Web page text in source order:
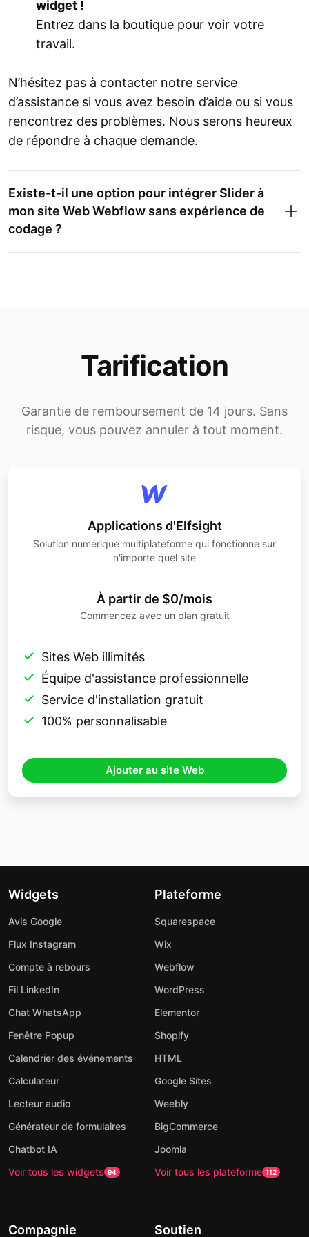
widget !
Entrez dans la boutique pour voir votre
travail.
N’hésitez pas à contacter notre service
d’assistance si vous avez besoin d’aide ou si vous
rencontrez des problèmes. Nous serons heureux
de répondre à chaque demande.
Existe-t-il une option pour intégrer Slider à
mon site Web Webflow sans expérience de
codage ?
Tarification
Garantie de remboursement de 14 jours. Sans
risque, vous pouvez annuler à tout moment.
Applications d'Elfsight
Solution numérique multiplateforme qui fonctionne sur
n'importe quel site
À partir de $0/mois
Commencez avec un plan gratuit
Sites Web illimités
Équipe d'assistance professionnelle
Service d'installation gratuit
100% personnalisable
Ajouter au site Web
Widgets
Avis Google
Flux Instagram
Compte à rebours
Fil LinkedIn
Chat WhatsApp
Fenêtre Popup
Calendrier des événements
Calculateur
Lecteur audio
Générateur de formulaires
Chatbot IA
Voir tous les widgets 94
Plateforme
Squarespace
Wix
Webflow
WordPress
Elementor
Shopify
HTML
Google Sites
Weebly
BigCommerce
Joomla
Voir tous les plateforme 112
Compagnie Soutien